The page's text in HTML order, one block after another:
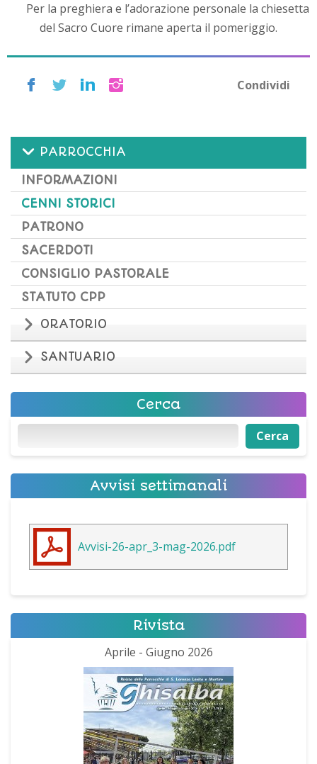
Per la preghiera e l’adorazione personale la chiesetta
del Sacro Cuore rimane aperta il pomeriggio.
Condividi
PARROCCHIA
INFORMAZIONI
CENNI STORICI
PATRONO
SACERDOTI
CONSIGLIO PASTORALE
STATUTO CPP
ORATORIO
SANTUARIO
Cerca
Cerca Cerca
Avvisi settimanali
Avvisi-26-apr_3-mag-2026.pdf
Rivista
Aprile - Giugno 2026